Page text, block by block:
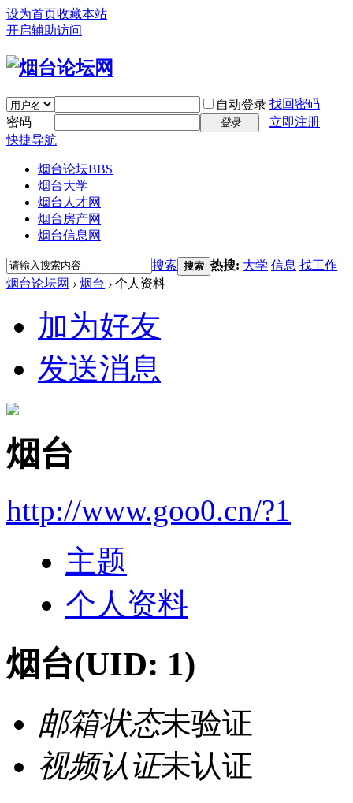
设为首页收藏本站
开启辅助访问
自动登录 找回密码
密码
登录
立即注册
快捷导航
烟台论坛BBS
烟台大学
烟台人才网
烟台房产网
烟台信息网
搜索 搜索 热搜: 大学 信息 找工作
烟台论坛网 › 烟台 › 个人资料
加为好友
发送消息
烟台
http://www.goo0.cn/?1
主题
个人资料
烟台(UID: 1)
邮箱状态未验证
视频认证未认证